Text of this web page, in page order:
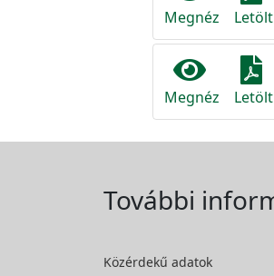
Megnéz Letölt
Megnéz Letölt
További
Közérdekű adatok